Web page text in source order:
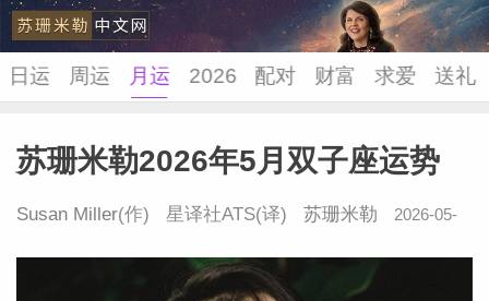
日运 周运 月运 2026 配对 财富 求爱 送礼
苏珊米勒2026年5月双子座运势
Susan Miller(作) 星译社ATS(译) 苏珊米勒 2026-05-